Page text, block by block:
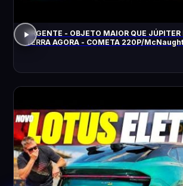
URGENTE - OBJETO MAIOR QUE JÚPITER
TERRA AGORA - COMETA 220P/McNaught